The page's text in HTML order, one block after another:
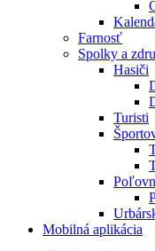
Farnosť
Spolky a
Hasiči
Turisti
Mobilná aplikácia